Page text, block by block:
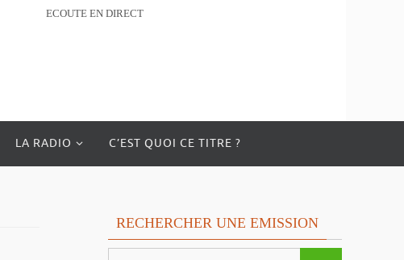
ECOUTE EN DIRECT
LA RADIO C’EST QUOI CE TITRE ?
RECHERCHER UNE EMISSION